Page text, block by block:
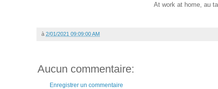
At work at home, au
à 2/01/2021 09:09:00 AM
Aucun commentaire:
Enregistrer un commentaire